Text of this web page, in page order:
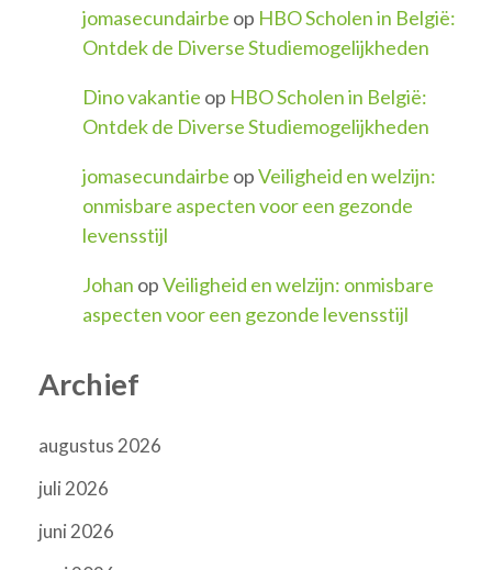
jomasecundairbe op HBO Scholen in België:
Ontdek de Diverse Studiemogelijkheden
Dino vakantie op HBO Scholen in België:
Ontdek de Diverse Studiemogelijkheden
jomasecundairbe opVeiligheid en welzijn:
onmisbare aspecten voor een gezonde
levensstijl
Johan opVeiligheid en welzijn: onmisbare
aspecten voor een gezonde levensstijl
Archief
augustus 2026
juli 2026
juni 2026